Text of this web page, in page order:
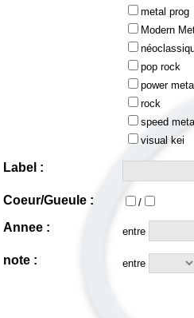
metal prog
Modern
pop rock
power
rock
speed
visual kei
Label :
Coeur/Gueule : /
Annee : entre
note : entre